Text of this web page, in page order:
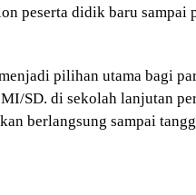
peserta didik baru sampai
pilihan utama bagi
SD. di sekolah lanjutan
berlangsung sampai